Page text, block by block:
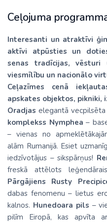
Ceļojuma
Interesanti un atraktīvi
aktīvi atpūsties un
senas tradīcijas,
viesmīlību un nacionālo
Ceļazīmes cenā
apskates objektos, pikniki,
Oradjas elegantā vecpilsēta
komplekss Nymphea –
– vienas no
alām Rumanijā. Esiet
iedzīvotājus – sikspārņus!
freskā attēlots
Pārgājiens
Rusty
dabas fenomenu – lietus
kalnos. Hunedoara pils –
pilīm Eiropā, kas apvīta